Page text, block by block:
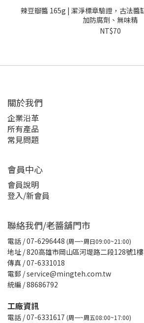
辣豆瓣醬 165g | 潔淨標章驗證，古法醬缸釀造120天，無添
加防腐劑、無味精
NT$70
關於我們
企業沿革
所有產品
常見問題
會員中心
會員說明
登入/新會員
聯絡我們/老醬舖門市
電話 / 07-6296448 (周一~周日09:00~21:00)
地址 / 820高雄市岡山區河堤路二段128號1樓
傳真 / 07-6331018
電郵 / service@mingteh.com.tw
統編 / 88686792
工廠資訊
電話 / 07-6331617 (周一~周五08:00~17:00)